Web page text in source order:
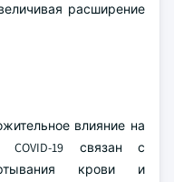
расширение
влияние на
COVID-19 связан с
крови и